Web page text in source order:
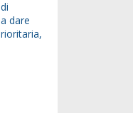
dare